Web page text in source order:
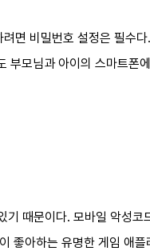
면 비밀번호 설정은 필수
부모님과 아이의 스마트폰
때문이다. 모바일 악성코
좋아하는 유명한 게임 애